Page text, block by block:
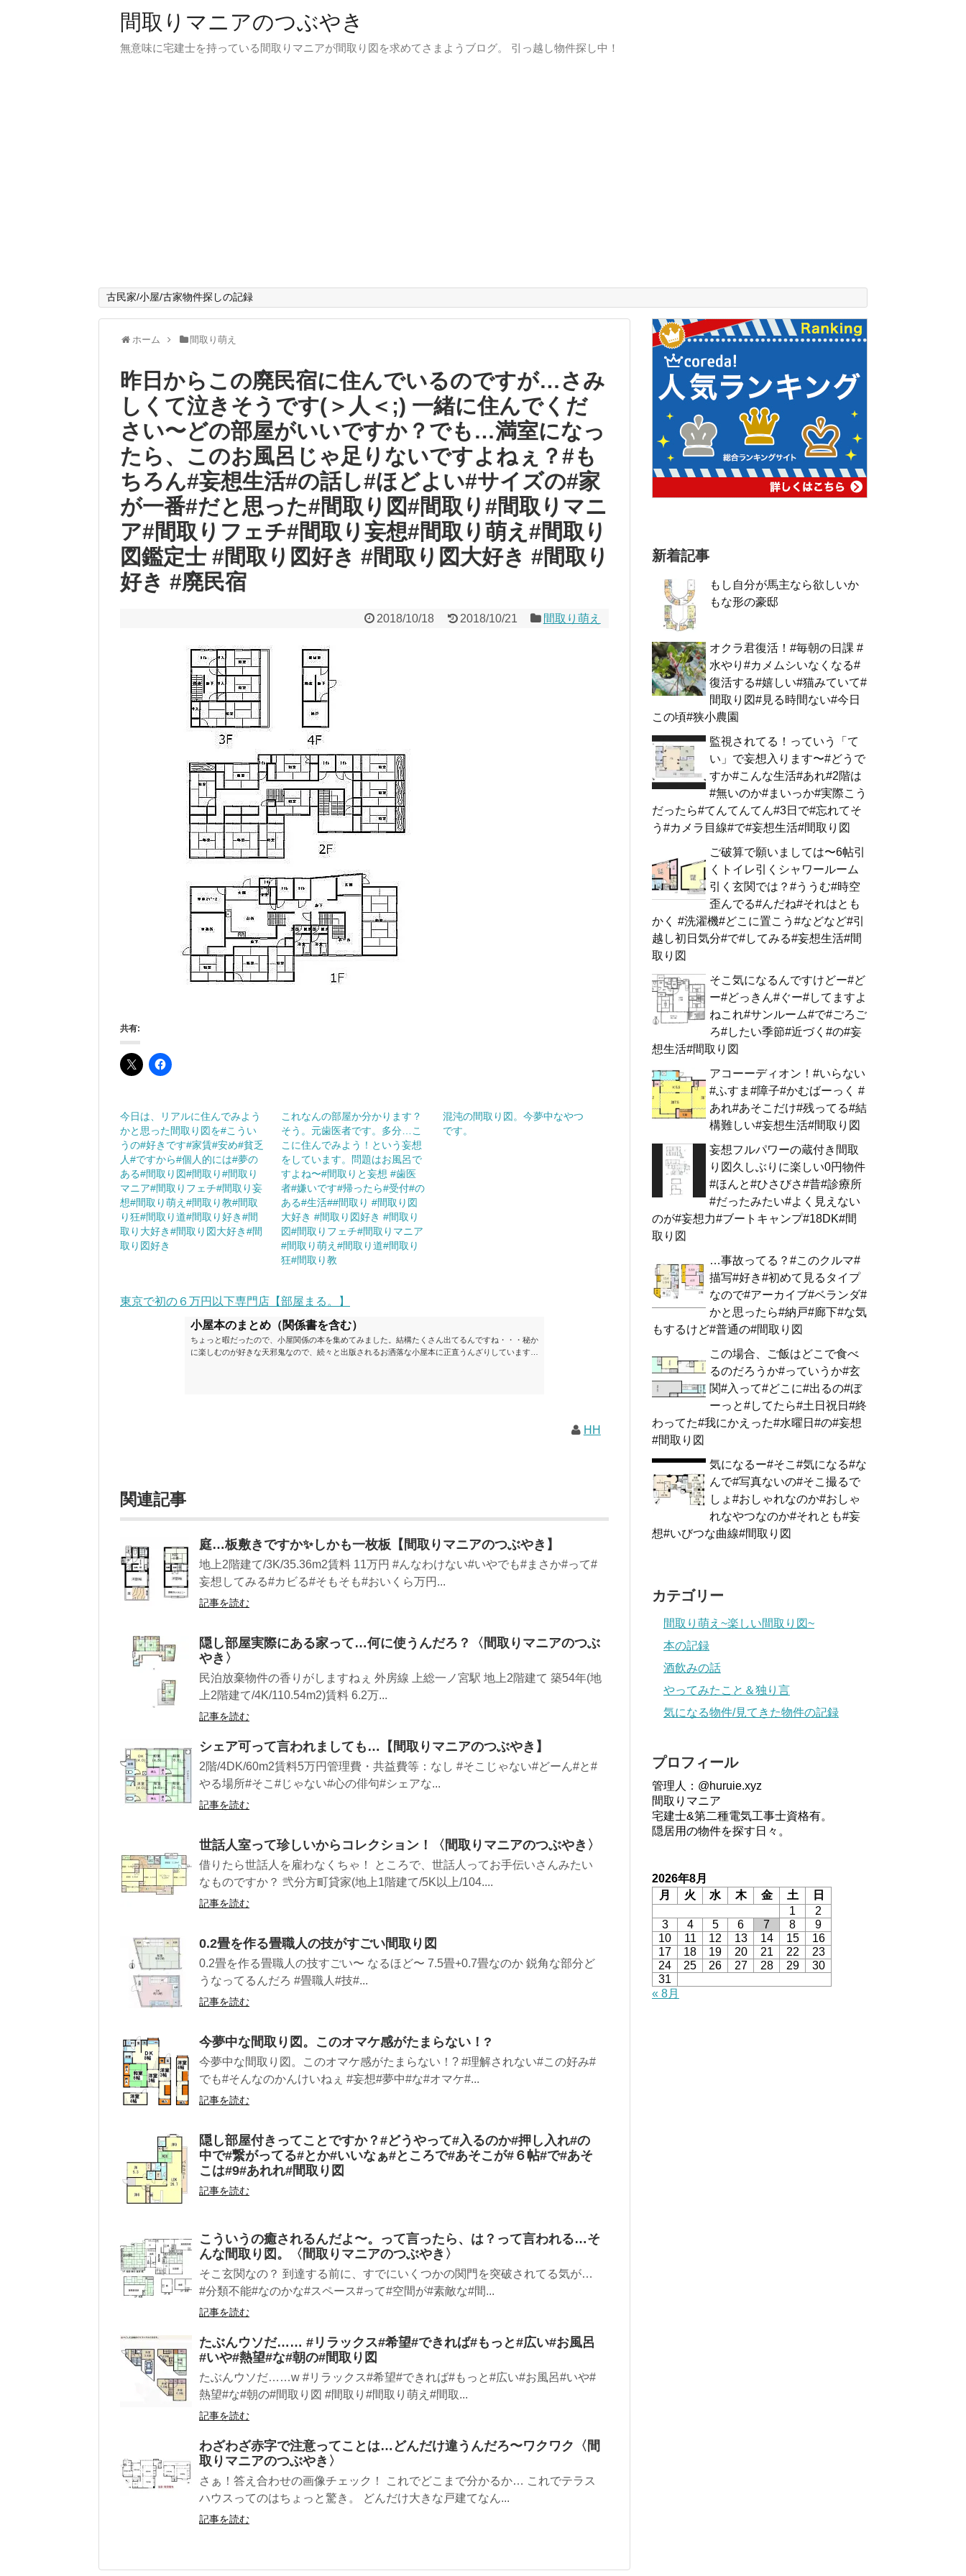
間取りマニアのつぶやき
無意味に宅建士を持っている間取りマニアが間取り図を求めてさまようブログ。 引っ越し物件探し中！
古民家/小屋/古家物件探しの記録
ホーム 間取り萌え
昨日からこの廃民宿に住んでいるのですが…さみ
しくて泣きそうです(＞人＜;) 一緒に住んでくだ
さい〜どの部屋がいいですか？でも…満室になっ
たら、このお風呂じゃ足りないですよねぇ？#も
ちろん#妄想生活#の話し#ほどよい#サイズの#家
が一番#だと思った#間取り図#間取り#間取りマニ
ア#間取りフェチ#間取り妄想#間取り萌え#間取り
図鑑定士 #間取り図好き #間取り図大好き #間取り
好き #廃民宿
2018/10/18 2018/10/21 間取り萌え
共有:
今日は、リアルに住んでみよう
かと思った間取り図を#こうい
うの#好きです#家賃#安め#貧乏
人#ですから#個人的には#夢の
ある#間取り図#間取り#間取り
マニア#間取りフェチ#間取り妄
想#間取り萌え#間取り教#間取
り狂#間取り道#間取り好き#間
取り大好き#間取り図大好き#間
取り図好き
これなんの部屋か分かります？
そう。元歯医者です。多分…こ
こに住んでみよう！という妄想
をしています。問題はお風呂で
すよね〜#間取りと妄想 #歯医
者#嫌いです#帰ったら#受付#の
ある#生活##間取り #間取り図
大好き #間取り図好き #間取り
図#間取りフェチ#間取りマニア
#間取り萌え#間取り道#間取り
狂#間取り教
混沌の間取り図。今夢中なやつ
です。
東京で初の６万円以下専門店【部屋まる。】
小屋本のまとめ（関係書を含む）
ちょっと暇だったので、小屋関係の本を集めてみました。結構たくさん出てるんですね・・・秘か
に楽しむのが好きな天邪鬼なので、続々と出版されるお洒落な小屋本に正直うんざりしています
HH
関連記事
庭…板敷きですか︎✨しかも一枚板【間取りマニアのつぶやき】
地上2階建て/3K/35.36m2賃料 11万円 #んなわけない#いやでも#まさか#って#
妄想してみる#カビる#そもそも#おいくら万円...
記事を読む
隠し部屋実際にある家って…何に使うんだろ？〈間取りマニアのつぶ
やき〉
民泊放棄物件の香りがしますねぇ 外房線 上総一ノ宮駅 地上2階建て 築54年(地
上2階建て/4K/110.54m2)賃料 6.2万...
記事を読む
シェア可って言われましても…【間取りマニアのつぶやき】
2階/4DK/60m2賃料5万円管理費・共益費等：なし #そこじゃない#どーん#と#
やる場所#そこ#じゃない#心の俳句#シェアな...
記事を読む
世話人室って珍しいからコレクション！〈間取りマニアのつぶやき〉
借りたら世話人を雇わなくちゃ！ ところで、世話人ってお手伝いさんみたい
なものですか？ 弐分方町貸家(地上1階建て/5K以上/104....
記事を読む
0.2畳を作る畳職人の技がすごい間取り図
0.2畳を作る畳職人の技すごい〜 なるほど〜 7.5畳+0.7畳なのか 鋭角な部分ど
うなってるんだろ #畳職人#技#...
記事を読む
今夢中な間取り図。このオマケ感がたまらない！?
今夢中な間取り図。このオマケ感がたまらない！? #理解されない#この好み#
でも#そんなのかんけいねぇ #妄想#夢中#な#オマケ#...
記事を読む
隠し部屋付きってことですか？#どうやって#入るのか#押し入れ#の
中で#繋がってる#とか#いいなぁ#ところで#あそこが#６帖#で#あそ
こは#9#あれれ#間取り図
記事を読む
こういうの癒されるんだよ〜。って言ったら、は？って言われる…そ
んな間取り図。〈間取りマニアのつぶやき〉
そこ玄関なの？ 到達する前に、すでにいくつかの関門を突破されてる気が…
#分類不能#なのかな#スペース#って#空間が#素敵な#間...
記事を読む
たぶんウソだ…… #リラックス#希望#できれば#もっと#広い#お風呂
#いや#熱望#な#朝の#間取り図
たぶんウソだ……w #リラックス#希望#できれば#もっと#広い#お風呂#いや#
熱望#な#朝の#間取り図 #間取り#間取り萌え#間取...
記事を読む
わざわざ赤字で注意ってことは…どんだけ違うんだろ〜ワクワク〈間
取りマニアのつぶやき〉
さぁ！答え合わせの画像チェック！ これでどこまで分かるか… これでテラス
ハウスってのはちょっと驚き。 どんだけ大きな戸建てなん...
記事を読む
新着記事
もし自分が馬主なら欲しいか
もな形の豪邸
オクラ君復活！#毎朝の日課 #
水やり#カメムシいなくなる#
復活する#嬉しい#猫みていて#
間取り図#見る時間ない#今日
この頃#狭小農園
監視されてる！っていう「て
い」で妄想入ります〜#どうで
すか#こんな生活#あれ#2階は
#無いのか#まいっか#実際こう
だったら#てんてんてん#3日で#忘れてそ
う#カメラ目線#で#妄想生活#間取り図
ご破算で願いましては〜6帖引
くトイレ引くシャワールーム
引く玄関では？#ううむ#時空
歪んでる#んだね#それはとも
かく #洗濯機#どこに置こう#などなど#引
越し初日気分#で#してみる#妄想生活#間
取り図
そこ気になるんですけどー#ど
ー#どっきん#ぐー#してますよ
ねこれ#サンルーム#で#ごろご
ろ#したい季節#近づく#の#妄
想生活#間取り図
アコーーディオン！#いらない
#ふすま#障子#かむばーっく #
あれ#あそこだけ#残ってる#結
構難しい#妄想生活#間取り図
妄想フルパワーの蔵付き間取
り図久しぶりに楽しい0円物件
#ほんと#ひさびさ#昔#診療所
#だったみたい#よく見えない
のが#妄想力#ブートキャンプ#18DK#間
取り図
…事故ってる？#このクルマ#
描写#好き#初めて見るタイプ
なので#アーカイブ#ベランダ#
かと思ったら#納戸#廊下#な気
もするけど#普通の#間取り図
この場合、ご飯はどこで食べ
るのだろうか#っていうか#玄
関#入って#どこに#出るの#ぼ
ーっと#してたら#土日祝日#終
わってた#我にかえった#水曜日#の#妄想
#間取り図
気になるー#そこ#気になる#な
んで#写真ないの#そこ撮るで
しょ#おしゃれなのか#おしゃ
れなやつなのか#それとも#妄
想#いびつな曲線#間取り図
カテゴリー
間取り萌え~楽しい間取り図~
本の記録
酒飲みの話
やってみたこと＆独り言
気になる物件/見てきた物件の記録
プロフィール
管理人：@huruie.xyz
間取りマニア
宅建士&第二種電気工事士資格有。
隠居用の物件を探す日々。
2026年8月
月
火 水 木 金 土
日
1
2
3
4 5 6 7 8
9
10
11 12 13 14 15
16
17
18 19 20 21 22
23
24
25 26 27 28 29
30
31
« 8月